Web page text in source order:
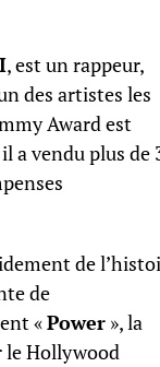
, est un rappeur,
des artistes les
Award est
a vendu plus de
de
de
«Power », la
le Hollywood